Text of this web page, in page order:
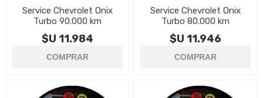
Service Chevrolet Onix
Turbo 90.000 km
$U 11.984
Service Chevrolet Onix
Turbo 80.000 km
$U 11.946